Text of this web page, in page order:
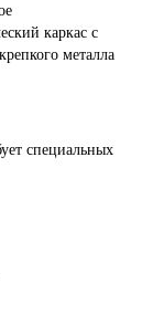
каркас с
металла
специальных